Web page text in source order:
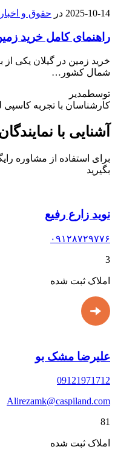
2025-10-14 در حقوق و
راهنمای کامل خرید
خرید زمین در گیلان یکی
شمال کشور…
توسطمدیر
کارشناسان با تجربه کاسپی
آشنایی با
برای استفاده از مشاوره
بگیرید
نوید زارع رفیع
۰۹۱۲۸۷۲۹۷۷۶
3
املاک ثبت شده
علیرضا مشک بو
09121971712
Alirezamk@caspiland.com
81
املاک ثبت شده